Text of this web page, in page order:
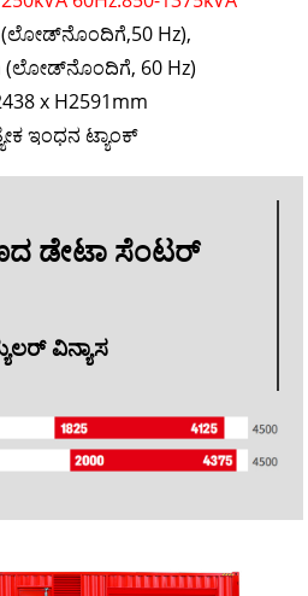
(ಲೋಡ್‌ನೊಂದಿಗೆ,50 Hz),
(ಲೋಡ್‌ನೊಂದಿಗೆ, 60 Hz)
x H2591mm
ಇಂಧನ ಟ್ಯಾಂಕ್
ಡೇಟಾ ಸೆಂಟರ್
ವಿನ್ಯಾಸ